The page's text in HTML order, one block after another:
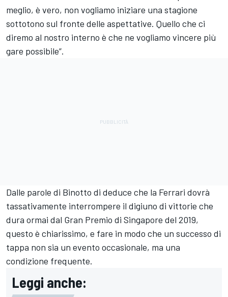
meglio, è vero, non vogliamo iniziare una stagione
sottotono sul fronte delle aspettative. Quello che ci
diremo al nostro interno è che ne vogliamo vincere più
gare possibile”.
Dalle parole di Binotto di deduce che la Ferrari dovrà
tassativamente interrompere il digiuno di vittorie che
dura ormai dal Gran Premio di Singapore del 2019,
questo è chiarissimo, e fare in modo che un successo di
tappa non sia un evento occasionale, ma una
condizione frequente.
Leggi anche: